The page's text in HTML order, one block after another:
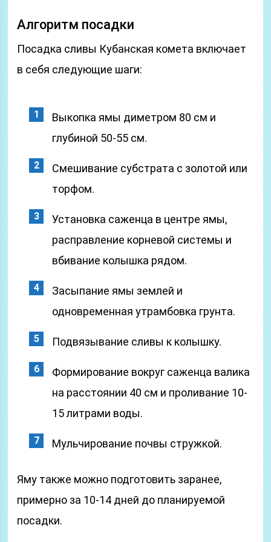
Алгоритм посадки
Посадка сливы Кубанская комета включает
в себя следующие шаги:
Выкопка ямы диметром 80 см и
глубиной 50-55 см.
Смешивание субстрата с золотой или
торфом.
Установка саженца в центре ямы,
расправление корневой системы и
вбивание колышка рядом.
Засыпание ямы землей и
одновременная утрамбовка грунта.
Подвязывание сливы к колышку.
Формирование вокруг саженца валика
на расстоянии 40 см и проливание 10-
15 литрами воды.
Мульчирование почвы стружкой.
Яму также можно подготовить заранее,
примерно за 10-14 дней до планируемой
посадки.